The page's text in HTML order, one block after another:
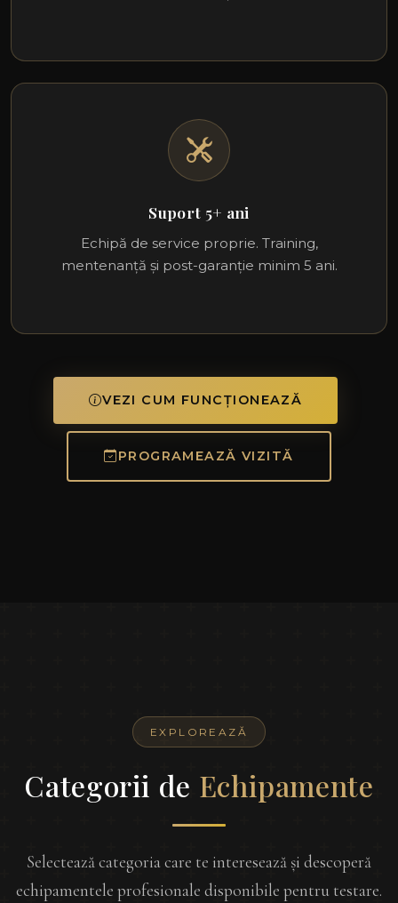
Suport 5+ ani
Echipă de service proprie. Training,
mentenanță și post-garanție minim 5 ani.
VEZI CUM FUNCȚIONEAZĂ
PROGRAMEAZĂ VIZITĂ
EXPLOREAZĂ
Categorii de Echipamente
Selectează categoria care te interesează și descoperă
echipamentele profesionale disponibile pentru testare.